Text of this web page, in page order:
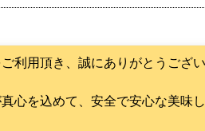
利用頂き、誠にありがとうござい
心を込めて、安全で安心な美味